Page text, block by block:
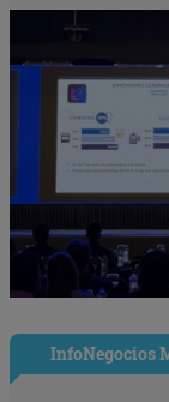
InfoNegocios